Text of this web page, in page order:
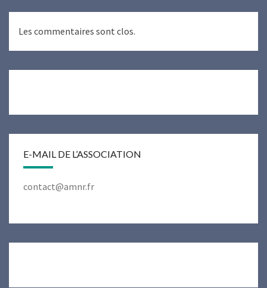
Les commentaires sont clos.
E-MAIL DE L’ASSOCIATION
contact@amnr.fr